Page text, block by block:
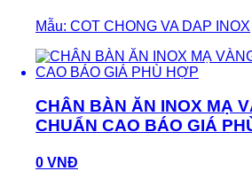
Mẫu: COT CHONG VA DAP INOX
CHÂN BÀN ĂN INOX MẠ
CHUẨN CAO BÁO GIÁ
0 VNĐ